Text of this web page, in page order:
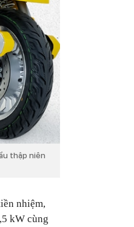
thập niên
nhiệm,
kW cùng